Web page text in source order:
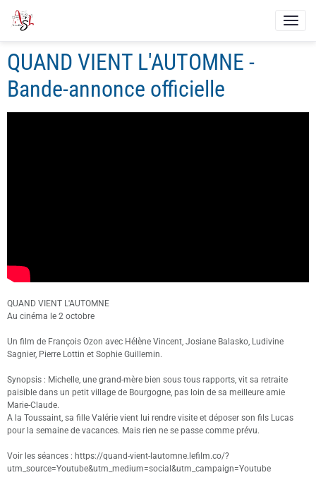
QUAND VIENT L'AUTOMNE -
Bande-annonce officielle
QUAND VIENT L'AUTOMNE
Au cinéma le 2 octobre
Un film de François Ozon avec Hélène Vincent, Josiane Balasko, Ludivine
Sagnier, Pierre Lottin et Sophie Guillemin.
Synopsis : Michelle, une grand-mère bien sous tous rapports, vit sa retraite
paisible dans un petit village de Bourgogne, pas loin de sa meilleure amie
Marie-Claude.
A la Toussaint, sa fille Valérie vient lui rendre visite et déposer son fils Lucas
pour la semaine de vacances. Mais rien ne se passe comme prévu.
Voir les séances : https://quand-vient-lautomne.lefilm.co/?
utm_source=Youtube&utm_medium=social&utm_campaign=Youtube